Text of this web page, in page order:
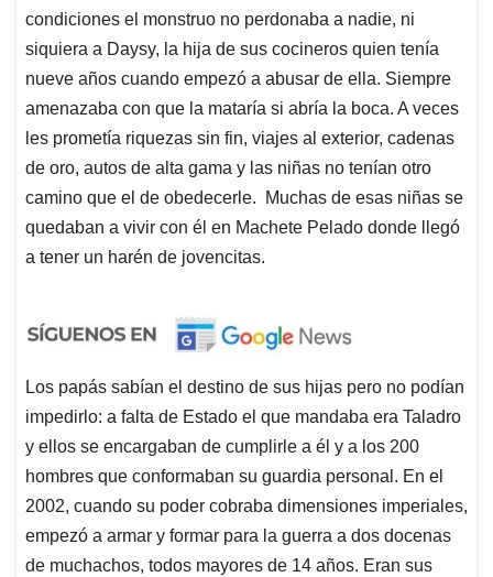
condiciones el monstruo no perdonaba a nadie, ni
siquiera a Daysy, la hija de sus cocineros quien tenía
nueve años cuando empezó a abusar de ella. Siempre
amenazaba con que la mataría si abría la boca. A veces
les prometía riquezas sin fin, viajes al exterior, cadenas
de oro, autos de alta gama y las niñas no tenían otro
camino que el de obedecerle. Muchas de esas niñas se
quedaban a vivir con él en Machete Pelado donde llegó
a tener un harén de jovencitas.
Los papás sabían el destino de sus hijas pero no podían
impedirlo: a falta de Estado el que mandaba era Taladro
y ellos se encargaban de cumplirle a él y a los 200
hombres que conformaban su guardia personal. En el
2002, cuando su poder cobraba dimensiones imperiales,
empezó a armar y formar para la guerra a dos docenas
de muchachos, todos mayores de 14 años. Eran sus